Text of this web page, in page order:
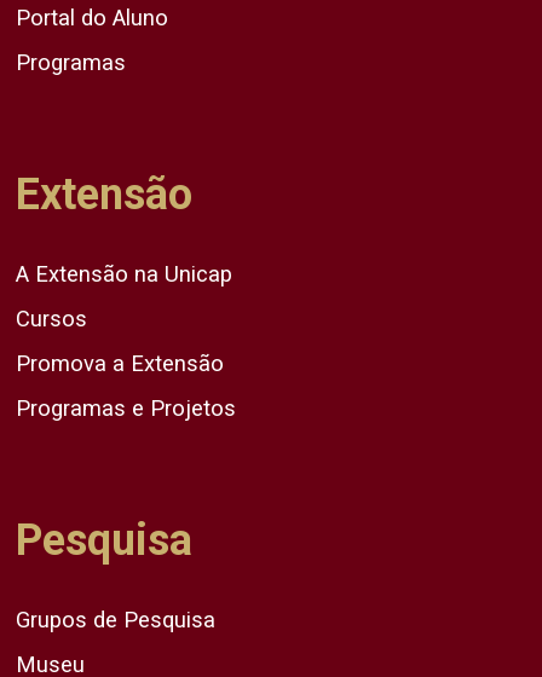
Portal do Aluno
Programas
Extensão
A Extensão na Unicap
Cursos
Promova a Extensão
Programas e Projetos
Pesquisa
Grupos de Pesquisa
Museu